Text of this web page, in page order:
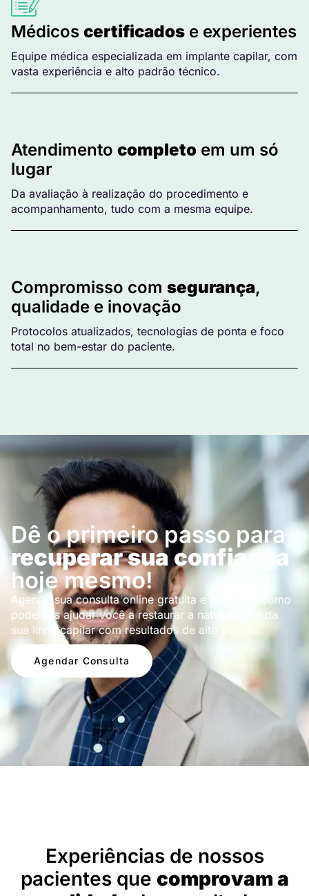
Médicos certificados e experientes
Equipe médica especializada em implante capilar, com
vasta experiência e alto padrão técnico.
Atendimento completo em um só
lugar
Da avaliação à realização do procedimento e
acompanhamento, tudo com a mesma equipe.
Compromisso com segurança,
qualidade e inovação
Protocolos atualizados, tecnologias de ponta e foco
total no bem-estar do paciente.
Dê o primeiro passo para
recuperar sua confiança
hoje mesmo!
Agende sua consulta online gratuita e descubra como
podemos ajudar você a restaurar a naturalidade da
sua linha capilar com resultados de alto padrão.
Agendar Consulta
Experiências de nossos
pacientes que comprovam a